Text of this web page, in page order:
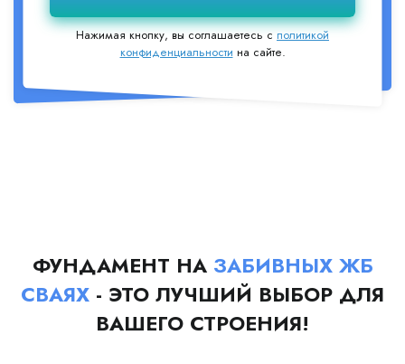
Нажимая кнопку, вы соглашаетесь сполитикой
конфиденциальности на сайте.
ФУНДАМЕНТ НА ЗАБИВНЫХ ЖБ
СВАЯХ - ЭТО ЛУЧШИЙ ВЫБОР ДЛЯ
ВАШЕГО СТРОЕНИЯ!